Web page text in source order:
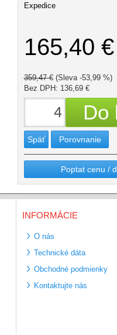
Expedice
165,40 €
359,47 € (Sleva -53,99 %)
Bez DPH: 136,69 €
Späť Porovnanie
Poptat cenu /
INFORMÁCIE
O nás
Technické dáta
Obchodné podmienky
Kontaktujte nás